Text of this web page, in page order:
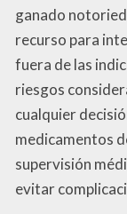
ganado
recurso para
fuera de las
riesgos
cualquier
medicamentos
supervisión
evitar